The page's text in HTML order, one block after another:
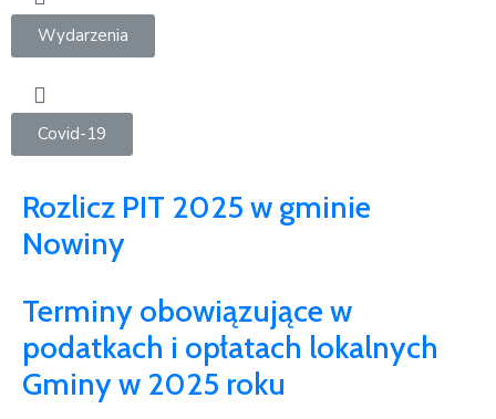
Wydarzenia
Covid-19
Rozlicz PIT 2025 w gminie
Nowiny
Terminy obowiązujące w
podatkach i opłatach lokalnych
Gminy w 2025 roku